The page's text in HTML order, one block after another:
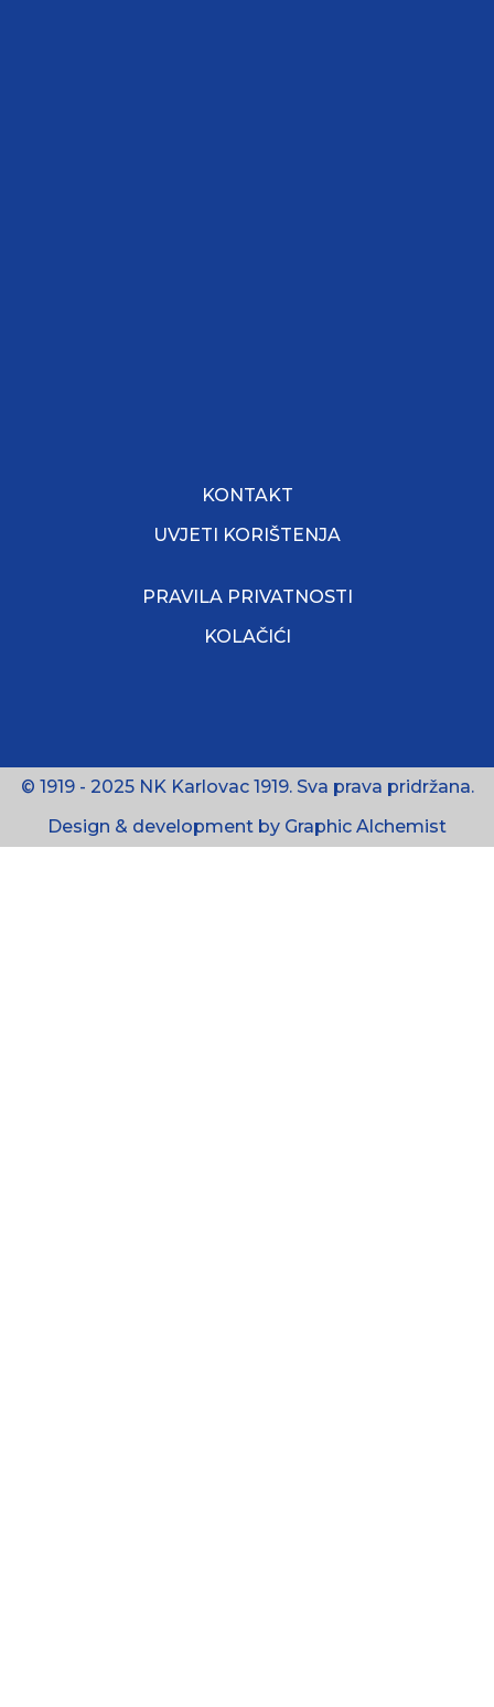
KONTAKT
UVJETI KORIŠTENJA
PRAVILA PRIVATNOSTI
KOLAČIĆI
© 1919 - 2025 NK Karlovac 1919. Sva prava pridržana.
Design & development by Graphic Alchemist